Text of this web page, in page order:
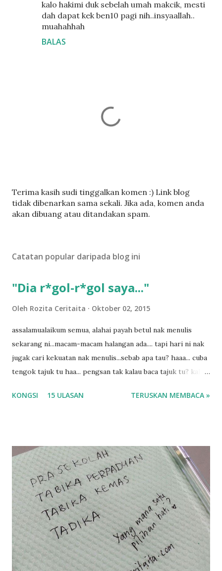
kalo hakimi duk sebelah umah makcik, mesti
dah dapat kek ben10 pagi nih..insyaallah..
muahahhah
BALAS
C
a
t
l
Terima kasih sudi tinggalkan komen :) Link blog
tidak dibenarkan sama sekali. Jika ada, komen anda
akan dibuang atau ditandakan spam.
Catatan popular daripada blog ini
"Dia r*gol-r*gol saya..."
Oleh Rozita Ceritaita Oktober 02, 2015
assalamualaikum semua, alahai payah betul nak menulis
sekarang ni...macam-macam halangan ada.... tapi hari ni nak
jugak cari kekuatan nak menulis...sebab apa tau? haaa... cuba
tengok tajuk tu haa... pengsan tak kalau baca tajuk tu? kalau
tau? yang sebut tu anak aku....diulangi ANAK AKU ....adoiiii
balik keja aku ajak la shah singgah Giant beli barang
sikit...dalam perjalanan dari dalam kereta tu biasalah kan
kami memang akan pimpin anak-anak jalan sampai masuk
dalam... dan kebiasanya bagi anak 4 macam kami ni bahagi-
bahagi lah siapa nak pimpin siapa... dan biasanya aku akan
dukung adik hadi sambil pimpin kakak husna... yang abg
ngah dengan abg long terserah pada shah la pulak.. tapi
kalau ikut anak-anak semua nak ummi pimpin... ajer rebeh
ba...
KONGSI 15 ULASAN TERUSKAN MEMBACA »